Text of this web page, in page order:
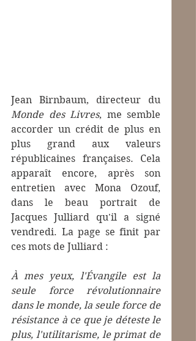
Monde des Livres, me semble
accorder un crédit de plus en
plus grand aux valeurs
républicaines françaises. Cela
apparaît encore, après son
entretien avec Mona Ozouf,
dans le beau portrait de
Jacques Julliard qu'il a signé
vendredi. La page se finit par
ces mots de Julliard :
À mes yeux, l'Évangile est la
seule force révolutionnaire
dans le monde, la seule force de
résistance à ce que je déteste le
plus, l'utilitarisme, le primat de